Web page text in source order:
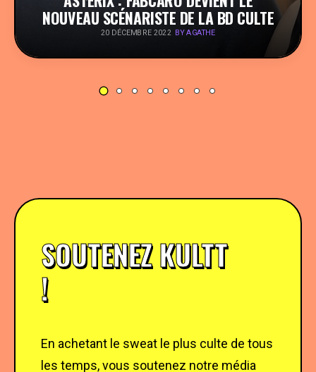
NOUVEAU SCÉNARISTE DE LA BD CULTE
20 DÉCEMBRE 2022 BY AGATHE
SOUTENEZ KULTT
!
En achetant le sweat le plus culte de tous
les temps, vous soutenez notre média